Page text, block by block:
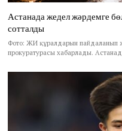
Астанада жедел жәрдемге
сотталды
Фото: ЖИ құралдарын пайдаланып
прокуратурасы хабарлады.